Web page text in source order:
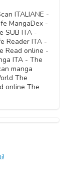
ITALIANE -
MangaDex -
SUB ITA -
Reader ITA -
Read online -
ITA - The
manga
The
online The